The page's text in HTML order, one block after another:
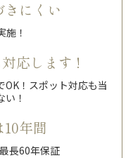
にくい
施！
応します !
OK！スポット対応も当
！
年間
長60年保証